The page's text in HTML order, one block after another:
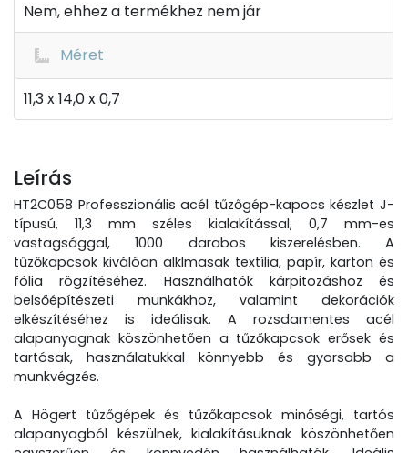
Nem, ehhez a termékhez nem jár
Méret
11,3 x 14,0 x 0,7
Leírás
HT2C058 Professzionális acél tűzőgép-kapocs készlet J-
típusú, 11,3 mm széles kialakítással, 0,7 mm-es
vastagsággal, 1000 darabos kiszerelésben. A
tűzőkapcsok kiválóan alklmasak textília, papír, karton és
fólia rögzítéséhez. Használhatók kárpitozáshoz és
belsőépítészeti munkákhoz, valamint dekorációk
elkészítéséhez is ideálisak. A rozsdamentes acél
alapanyagnak köszönhetően a tűzőkapcsok erősek és
tartósak, használatukkal könnyebb és gyorsabb a
munkvégzés.
A Högert tűzőgépek és tűzőkapcsok minőségi, tartós
alapanyagból készülnek, kialakításuknak köszönhetően